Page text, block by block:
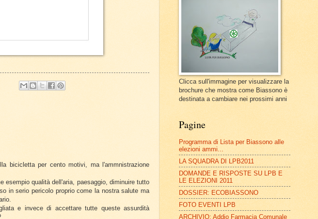
bicicletta per cento motivi, ma l'ammnistrazione
esempio qualità dell'aria, paesaggio, diminuire tutto
in serio pericolo proprio come la nostra salute ma
e invece di accettare tutte queste assurdità
Clicca sull'immagine per visualizzare la
brochure che mostra come Biassono è
destinata a cambiare nei prossimi anni
Pagine
Programma di Lista per Biassono alle
elezioni ammi...
LA SQUADRA DI LPB2011
DOMANDE E RISPOSTE SU LPB E
LE ELEZIONI 2011
DOSSIER: ECOBIASSONO
FOTO EVENTI LPB
ARCHIVIO: Addio Farmacia Comunale